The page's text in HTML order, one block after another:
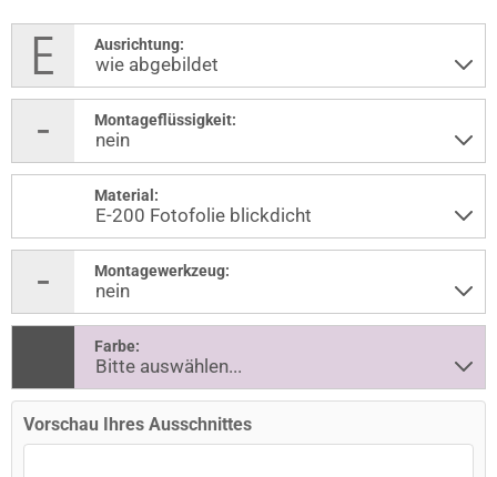
Ausrichtung:
Montageflüssigkeit:
Material:
Montagewerkzeug:
Farbe:
Vorschau Ihres Ausschnittes